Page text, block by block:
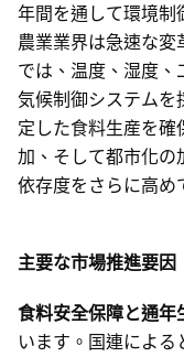
年間を通して環境制
農業業界は急速な変
では、温度、湿度、
気候制御システムを
定した食料生産を確
加、そして都市化の
依存度をさらに高め
主要な市場推進要因
食料安全保障と通年
います。国連によ